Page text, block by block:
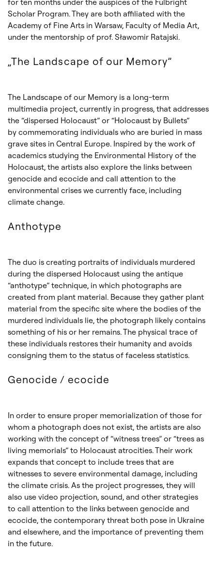
Scholar Program. They are both affiliated with the
Academy of Fine Arts in Warsaw, Faculty of Media Art,
under the mentorship of prof. Sławomir Ratajski.
„The Landscape of our Memory”
The Landscape of our Memory is a long-term
multimedia project, currently in progress, that addresses
the “dispersed Holocaust” or “Holocaust by Bullets”
by commemorating individuals who are buried in mass
grave sites in Central Europe. Inspired by the work of
academics studying the Environmental History of the
Holocaust, the artists also explore the links between
genocide and ecocide and call attention to the
environmental crises we currently face, including
climate change.
Anthotype
The duo is creating portraits of individuals murdered
during the dispersed Holocaust using the antique
“anthotype” technique, in which photographs are
created from plant material. Because they gather plant
material from the specific site where the bodies of the
murdered individuals lie, the photograph likely contains
something of his or her remains. The physical trace of
these individuals restores their humanity and avoids
consigning them to the status of faceless statistics.
Genocide / ecocide
In order to ensure proper memorialization of those for
whom a photograph does not exist, the artists are also
working with the concept of “witness trees” or “trees as
living memorials” to Holocaust atrocities. Their work
expands that concept to include trees that are
witnesses to severe environmental damage, including
the climate crisis. As the project progresses, they will
also use video projection, sound, and other strategies
to call attention to the links between genocide and
ecocide, the contemporary threat both pose in Ukraine
and elsewhere, and the importance of preventing them
in the future.